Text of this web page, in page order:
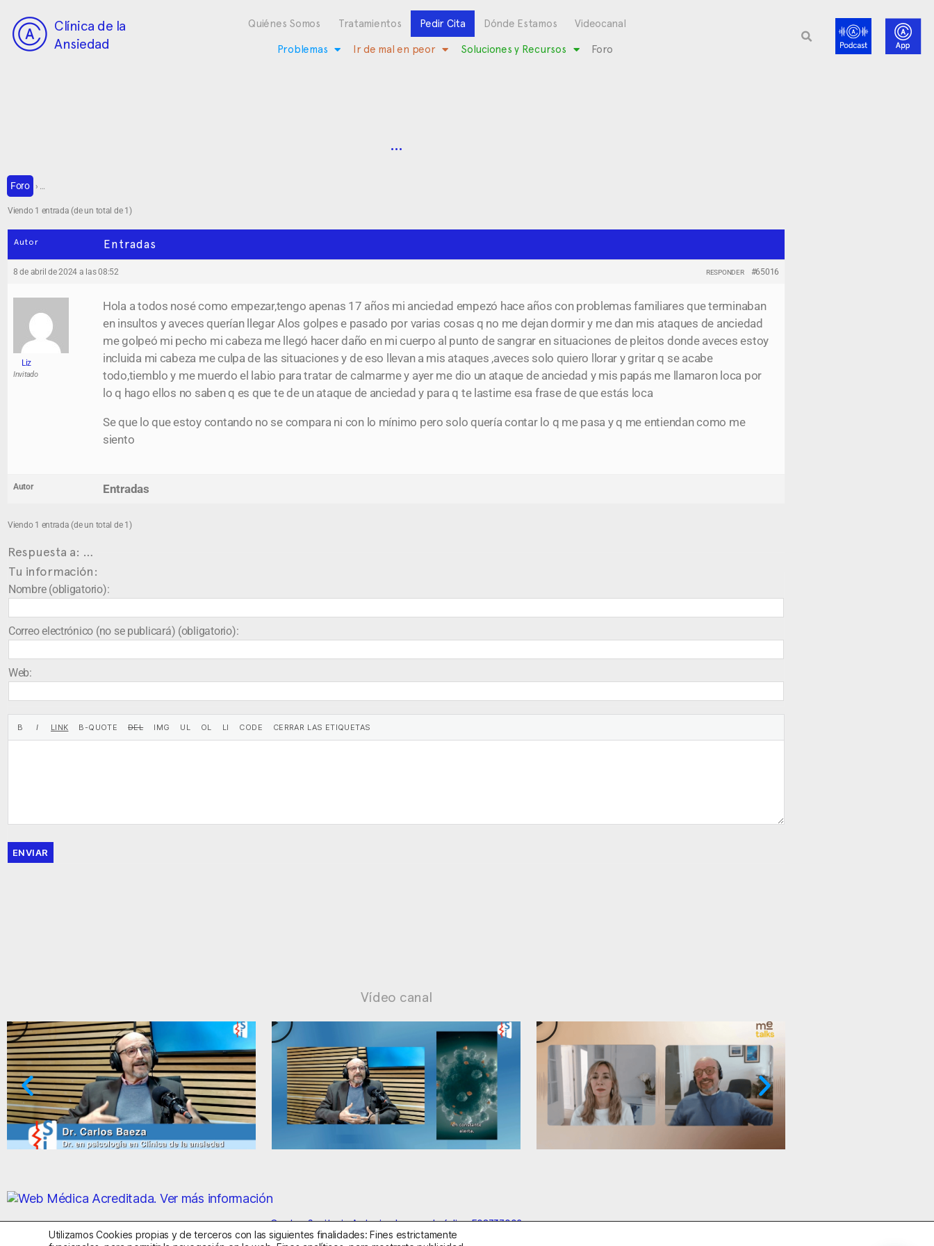
Clínica de la
Ansiedad
Quiénes Somos Tratamientos Pedir Cita Dónde Estamos Videocanal
Problemas Ir de mal en peor Soluciones y Recursos Foro
…
Foro › …
Viendo 1 entrada (de un total de 1)
Autor Entradas
8 de abril de 2024 a las 08:52 #65016
RESPONDER
Liz
Invitado
Hola a todos nosé como empezar,tengo apenas 17 años mi anciedad empezó hace años con problemas familiares que terminaban
en insultos y aveces querían llegar Alos golpes e pasado por varias cosas q no me dejan dormir y me dan mis ataques de anciedad
me golpeó mi pecho mi cabeza me llegó hacer daño en mi cuerpo al punto de sangrar en situaciones de pleitos donde aveces estoy
incluida mi cabeza me culpa de las situaciones y de eso llevan a mis ataques ,aveces solo quiero llorar y gritar q se acabe
todo,tiemblo y me muerdo el labio para tratar de calmarme y ayer me dio un ataque de anciedad y mis papás me llamaron loca por
lo q hago ellos no saben q es que te de un ataque de anciedad y para q te lastime esa frase de que estás loca
Se que lo que estoy contando no se compara ni con lo mínimo pero solo quería contar lo q me pasa y q me entiendan como me
siento
Autor Entradas
Viendo 1 entrada (de un total de 1)
Respuesta a: …
Tu información:
Nombre (obligatorio):
Correo electrónico (no se publicará) (obligatorio):
Web:
ENVIAR
Vídeo canal
actúan
Centro Sanitario Autorizado con el código E08737002
Utilizamos Cookies propias y de terceros con las siguientes finalidades: Fines estrictamente